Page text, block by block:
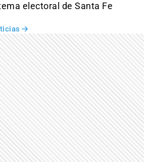
electoral de Santa Fe